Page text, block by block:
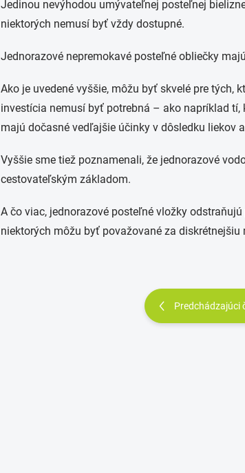
Jedinou nevýhodou umývateľnej posteľnej
niektorých nemusí byť vždy dostupné.
Jednorazové nepremokavé posteľné obliečky
Ako je uvedené vyššie, môžu byť skvelé pre tých,
investícia nemusí byť potrebná – ako napríklad
majú dočasné vedľajšie účinky v dôsledku liekov
Vyššie sme tiež poznamenali, že jednorazové
cestovateľským základom.
A čo viac, jednorazové posteľné vložky
niektorých môžu byť považované za diskrétnejšiu
Predchádzajúci